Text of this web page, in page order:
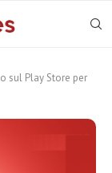
sul Play Store per